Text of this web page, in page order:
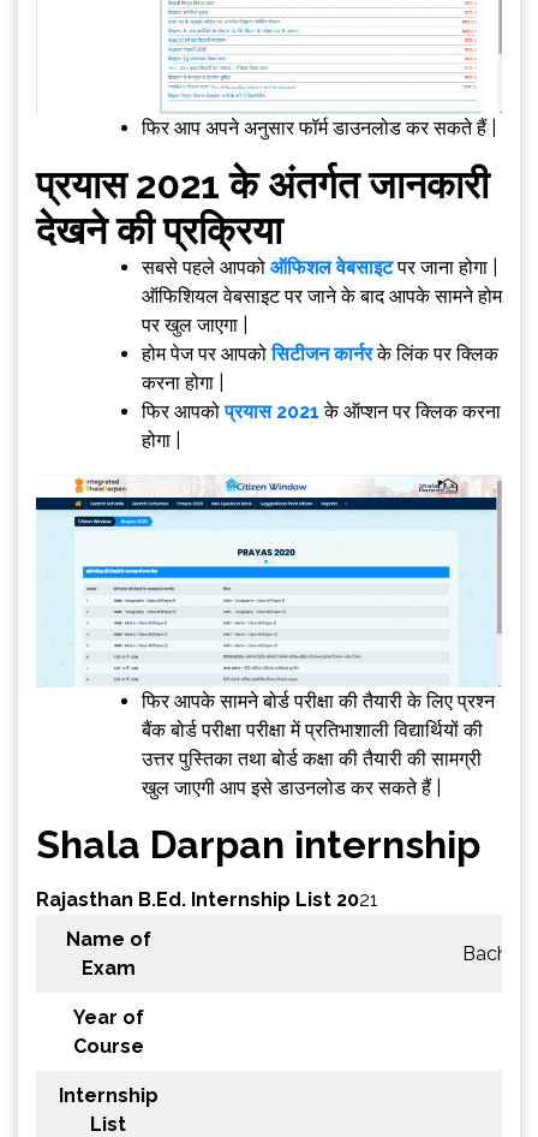
फिर आप अपने अनुसार फॉर्म डाउनलोड कर सकते हैं |
प्रयास 2021 के अंतर्गत जानकारी
देखने की प्रक्रिया
सबसे पहले आपको ऑफिशल वेबसाइटपर जाना होगा |
ऑफिशियल वेबसाइट पर जाने के बाद आपके सामने होम
पर खुल जाएगा |
होम पेज पर आपकोसिटीजन कार्नरके लिंक पर क्लिक
करना होगा |
फिर आपकोप्रयास 2021 के ऑप्शन पर क्लिक करना
होगा |
फिर आपके सामने बोर्ड परीक्षा की तैयारी के लिए प्रश्न
बैंक बोर्ड परीक्षा परीक्षा में प्रतिभाशाली विद्यार्थियों की
उत्तर पुस्तिका तथा बोर्ड कक्षा की तैयारी की सामग्री
खुल जाएगी आप इसे डाउनलोड कर सकते हैं |
Shala Darpan internship
Rajasthan B.Ed. Internship List 2021
Name of
Exam
Year of
Course
Internship
List